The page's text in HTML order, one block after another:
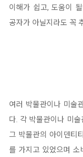
이해가 쉽고, 도움이
공자가 아닐지라도 꼭
여러 박물관이나 미술
다. 각 박물관이나 미
그 박물관의 아이덴티
를 가지고 있었으며 소